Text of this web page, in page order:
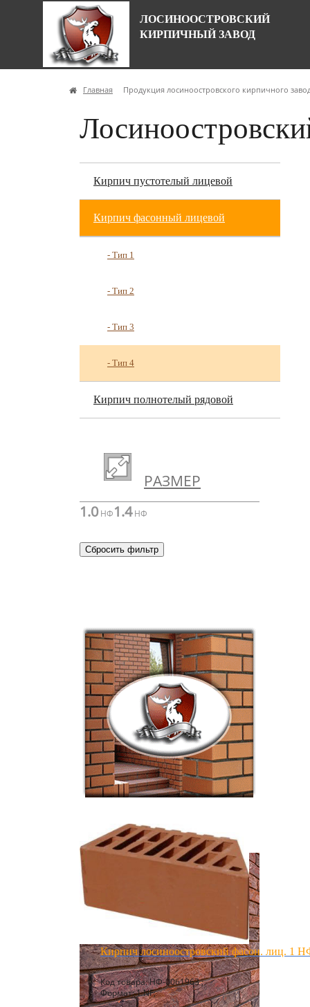
ЛОСИНООСТРОВСКИЙ
КИРПИЧНЫЙ ЗАВОД
Главная Продукция лосиноостровского кирпичного
Кирпич пустотелый лицевой
Кирпич фасонный лицевой
- Тип 1
- Тип 2
- Тип 3
- Тип 4
Кирпич полнотелый рядовой
РАЗМЕР
1.0НФ1.4НФ
Кирпич лосиноостровский фасон. лиц. 1
Код товара: НФ-0061963 ;
Формат: 1 NF;